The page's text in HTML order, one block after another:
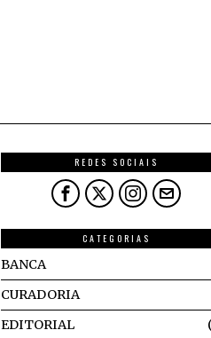
REDES SOCIAIS
CATEGORIAS
BANCA
CURADORIA
EDITORIAL